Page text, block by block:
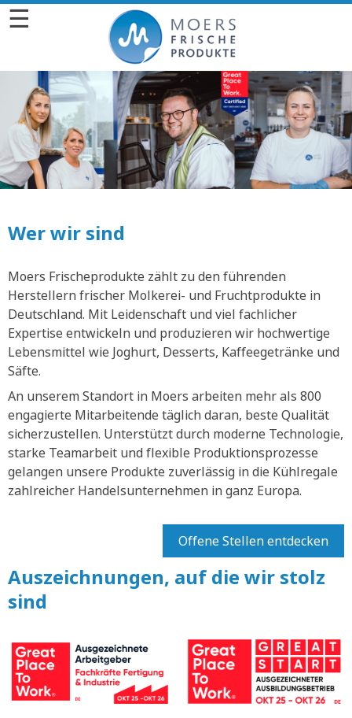
☰
Wer wir sind
Moers Frischeprodukte zählt zu den führenden
Herstellern frischer Molkerei- und Fruchtprodukte in
Deutschland. Mit Leidenschaft und viel fachlicher
Expertise entwickeln und produzieren wir hochwertige
Lebensmittel wie Joghurt, Desserts, Kaffeegetränke und
Säfte.
An unserem Standort in Moers arbeiten mehr als 800
engagierte Mitarbeitende täglich daran, beste Qualität
sicherzustellen. Unterstützt durch moderne Technologie,
starke Teamarbeit und flexible Produktionsprozesse
gelangen unsere Produkte zuverlässig in die Kühlregale
zahlreicher Handelsunternehmen in ganz Europa.
Offene Stellen entdecken
Auszeichnungen, auf die wir stolz
sind